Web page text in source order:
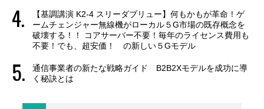
【基調講演 K2-4 スリーダブリュー】何もかもが革命！ゲ
ームチェンジャー無線機がローカル５G市場の既存概念を
破壊する！！ コアサーバー不要！毎年のライセンス費用も
不要！でも、超安価！ の新しい５Gモデル
通信事業者の新たな戦略ガイド B2B2Xモデルを成功に導
く秘訣とは